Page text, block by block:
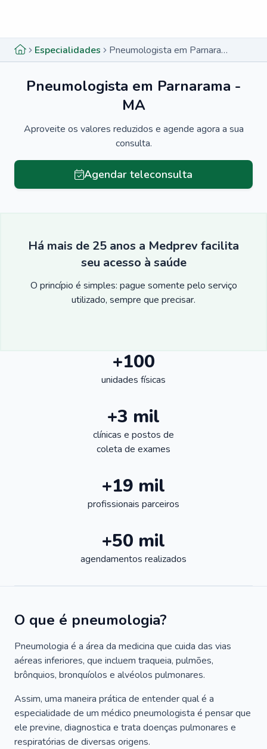
Especialidades Pneumologista em Parnarama - MA
Pneumologista em Parnarama -
MA
Aproveite os valores reduzidos e agende agora a sua
consulta.
Agendar teleconsulta
Há mais de 25 anos a Medprev facilita
seu acesso à saúde
O princípio é simples: pague somente pelo serviço
utilizado, sempre que precisar.
+100
unidades físicas
+3 mil
clínicas e postos de
coleta de exames
+19 mil
profissionais parceiros
+50 mil
agendamentos realizados
O que é pneumologia?
Pneumologia é a área da medicina que cuida das vias
aéreas inferiores, que incluem traqueia, pulmões,
brônquios, bronquíolos e alvéolos pulmonares.
Assim, uma maneira prática de entender qual é a
especialidade de um médico pneumologista é pensar que
ele previne, diagnostica e trata doenças pulmonares e
respiratórias de diversas origens.